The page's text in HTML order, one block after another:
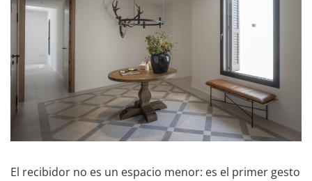
El recibidor no es un espacio menor: es el primer gesto